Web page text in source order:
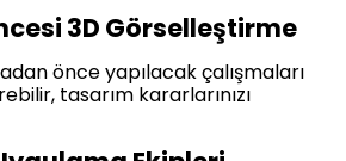
3D Görselleştirme
önce yapılacak çalışmaları
tasarım kararlarınızı